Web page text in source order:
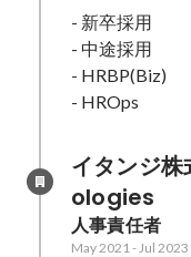
- 新卒採用
- 中途採用
- HRBP(Biz)
- HROps
イタンジ
ologies
人事責任者
May 2021-Jul 2023